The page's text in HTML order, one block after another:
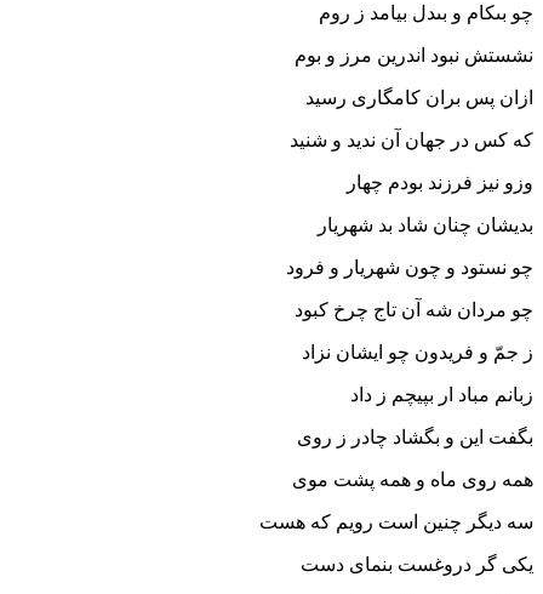
چو بى‏کام و بى‏دل بیامد ز روم
نشستش نبود اندرین مرز و بوم‏
ازان پس بران کامگارى رسید
که کس در جهان آن ندید و شنید
وزو نیز فرزند بودم چهار
بدیشان چنان شاد بد شهریار
چو نستود و چون شهریار و فرود
چو مردان شه آن تاج چرخ کبود
ز جمّ و فریدون چو ایشان نزاد
زبانم مباد ار بپیچم ز داد
بگفت این و بگشاد چادر ز روى
همه روى ماه و همه پشت موى‏
سه دیگر چنین است رویم که هست
یکى گر دروغست بنماى دست‏